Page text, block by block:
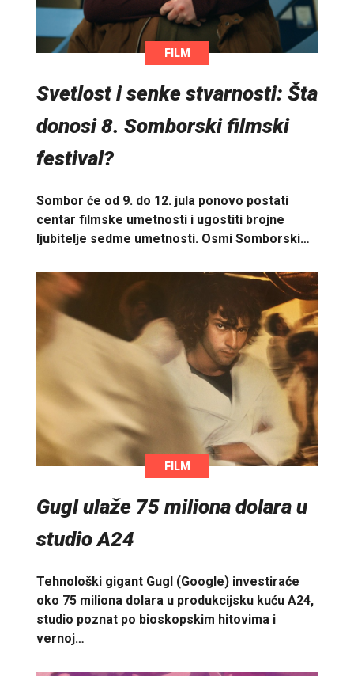
FILM
Svetlost i senke stvarnosti: Šta
donosi 8. Somborski filmski
festival?
Sombor će od 9. do 12. jula ponovo postati
centar filmske umetnosti i ugostiti brojne
ljubitelje sedme umetnosti. Osmi Somborski…
FILM
Gugl ulaže 75 miliona dolara u
studio A24
Tehnološki gigant Gugl (Google) investiraće
oko 75 miliona dolara u produkcijsku kuću A24,
studio poznat po bioskopskim hitovima i
vernoj…